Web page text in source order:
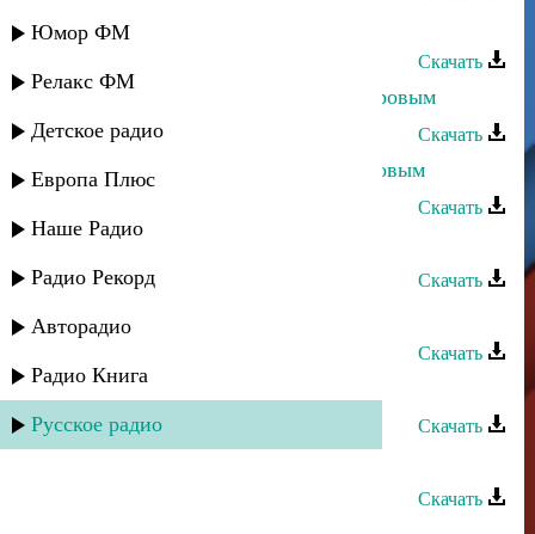
Юмор ФМ
Релакс ФМ
Детское радио
Европа Плюс
Наше Радио
Радио Рекорд
Авторадио
Радио Книга
Русское радио
Дурия Рагимова - Етим Эмин
Скачать
Дурия Рагимова - Дуэт с Г. Мансуровым
Скачать
Дурия Рагимова - Дуэт с А. Габибовым
Скачать
Дурия Рагимова - Духтур руш
Скачать
Скачать
Дурия Рагимова - Гуьлбагьар
Скачать
Скачать